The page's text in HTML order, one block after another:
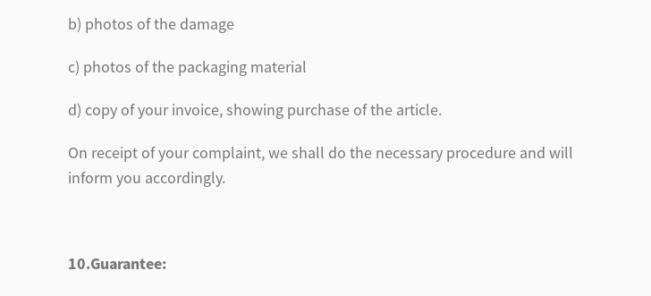
b) photos of the damage
c) photos of the packaging material
d) copy of your invoice, showing purchase of the article.
On receipt of your complaint, we shall do the necessary procedure and will
inform you accordingly.
10.Guarantee: